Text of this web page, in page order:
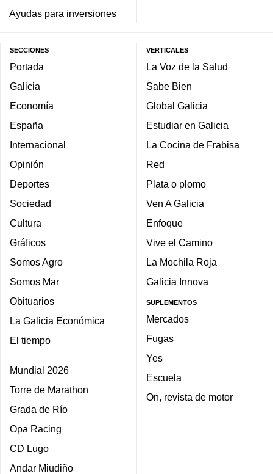
Ayudas para inversiones
SECCIONES
Portada
Galicia
Economía
España
Internacional
Opinión
Deportes
Sociedad
Cultura
Gráficos
Somos Agro
Somos Mar
Obituarios
La Galicia Económica
El tiempo
Mundial 2026
Torre de Marathon
Grada de Río
Opa Racing
CD Lugo
Andar Miudiño
VERTICALES
La Voz de la Salud
Sabe Bien
Global Galicia
Estudiar en Galicia
La Cocina de Frabisa
Red
Plata o plomo
Ven A Galicia
Enfoque
Vive el Camino
La Mochila Roja
Galicia Innova
SUPLEMENTOS
Mercados
Fugas
Yes
Escuela
On, revista de motor